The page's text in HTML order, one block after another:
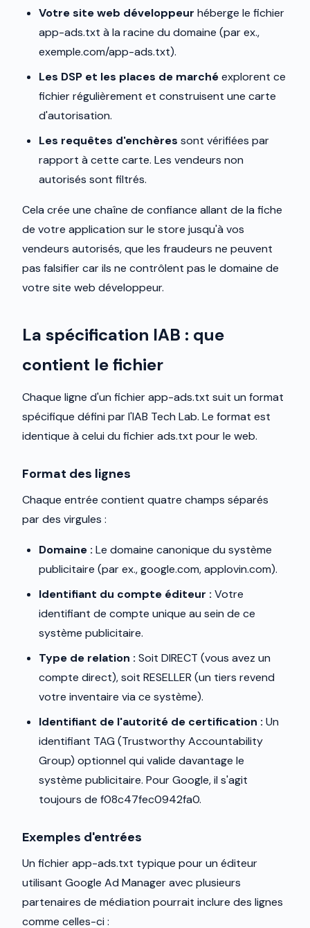
Votre site web développeur héberge le fichier
app-ads.txt à la racine du domaine (par ex.,
exemple.com/app-ads.txt).
Les DSP et les places de marchéexplorent ce
fichier régulièrement et construisent une carte
d'autorisation.
Les requêtes d'enchères sont vérifiées par
rapport à cette carte. Les vendeurs non
autorisés sont filtrés.
Cela crée une chaîne de confiance allant de la fiche
de votre application sur le store jusqu'à vos
vendeurs autorisés, que les fraudeurs ne peuvent
pas falsifier car ils ne contrôlent pas le domaine de
votre site web développeur.
La spécification IAB : que
contient le fichier
Chaque ligne d'un fichier app-ads.txt suit un format
spécifique défini par l'IAB Tech Lab. Le format est
identique à celui du fichier ads.txt pour le web.
Format des lignes
Chaque entrée contient quatre champs séparés
par des virgules :
Domaine : Le domaine canonique du système
publicitaire (par ex., google.com, applovin.com).
Identifiant du compte éditeur : Votre
identifiant de compte unique au sein de ce
système publicitaire.
Type de relation : Soit DIRECT (vous avez un
compte direct), soit RESELLER (un tiers revend
votre inventaire via ce système).
Identifiant de l'autorité de certification : Un
identifiant TAG (Trustworthy Accountability
Group) optionnel qui valide davantage le
système publicitaire. Pour Google, il s'agit
toujours de f08c47fec0942fa0.
Exemples d'entrées
Un fichier app-ads.txt typique pour un éditeur
utilisant Google Ad Manager avec plusieurs
partenaires de médiation pourrait inclure des lignes
comme celles-ci :